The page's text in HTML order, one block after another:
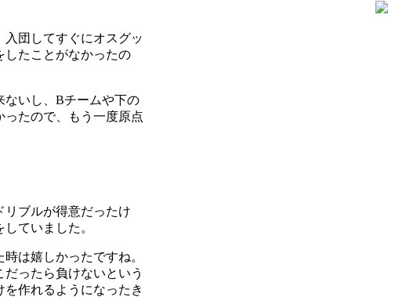
入団してすぐにオスグッ
したことがなかったの
ないし、Bチームや下の
たので、もう一度原点
リブルが得意だったけ
ていました。
は嬉しかったですね。
ったら負けないという
作れるようになったき